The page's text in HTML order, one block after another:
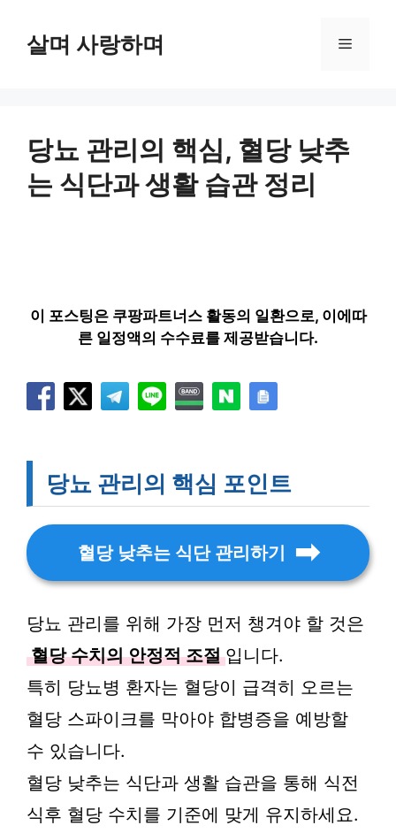
살며 사랑하며 메
당뇨 관리의 핵심, 혈당 낮추
는 식단과 생활 습관 정리
이 포스팅은 쿠팡파트너스 활동의 일환으로, 이에따
른 일정액의 수수료를 제공받습니다.
당뇨 관리의 핵심 포인트
혈당 낮추는 식단 관리하기
당뇨 관리를 위해 가장 먼저 챙겨야 할 것은
혈당 수치의 안정적 조절 입니다.
특히 당뇨병 환자는 혈당이 급격히 오르는
혈당 스파이크를 막아야 합병증을 예방할
수 있습니다.
혈당 낮추는 식단과 생활 습관을 통해 식전
식후 혈당 수치를 기준에 맞게 유지하세요.